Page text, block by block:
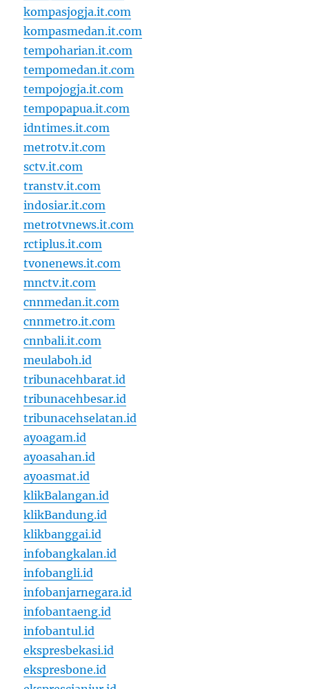
kompasjogja.it.com
kompasmedan.it.com
tempoharian.it.com
tempomedan.it.com
tempojogja.it.com
tempopapua.it.com
idntimes.it.com
metrotv.it.com
sctv.it.com
transtv.it.com
indosiar.it.com
metrotvnews.it.com
rctiplus.it.com
tvonenews.it.com
mnctv.it.com
cnnmedan.it.com
cnnmetro.it.com
cnnbali.it.com
meulaboh.id
tribunacehbarat.id
tribunacehbesar.id
tribunacehselatan.id
ayoagam.id
ayoasahan.id
ayoasmat.id
klikBalangan.id
klikBandung.id
klikbanggai.id
infobangkalan.id
infobangli.id
infobanjarnegara.id
infobantaeng.id
infobantul.id
ekspresbekasi.id
ekspresbone.id